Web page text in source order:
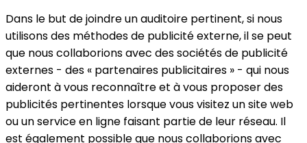
Dans le but de joindre un auditoire pertinent, si nous
utilisons des méthodes de publicité externe, il se peut
que nous collaborions avec des sociétés de publicité
externes - des « partenaires publicitaires » - qui nous
aideront à vous reconnaître et à vous proposer des
publicités pertinentes lorsque vous visitez un site web
ou un service en ligne faisant partie de leur réseau. Il
est également possible que nous collaborions avec